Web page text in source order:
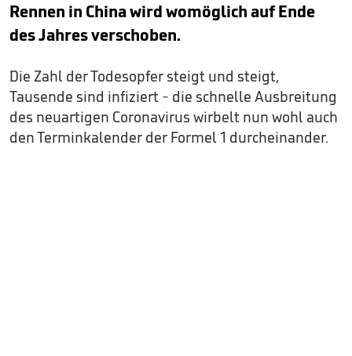
Rennen in China wird womöglich auf Ende
des Jahres verschoben.
Die Zahl der Todesopfer steigt und steigt,
Tausende sind infiziert - die schnelle Ausbreitung
des neuartigen Coronavirus wirbelt nun wohl auch
den Terminkalender der Formel 1 durcheinander.